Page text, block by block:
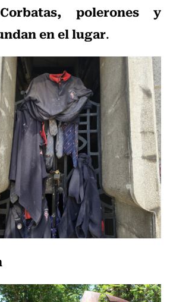
polerones y
en el lugar.